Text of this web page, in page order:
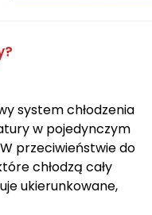
system chłodzenia
w pojedynczym
przeciwieństwie do
chłodzą cały
ukierunkowane,